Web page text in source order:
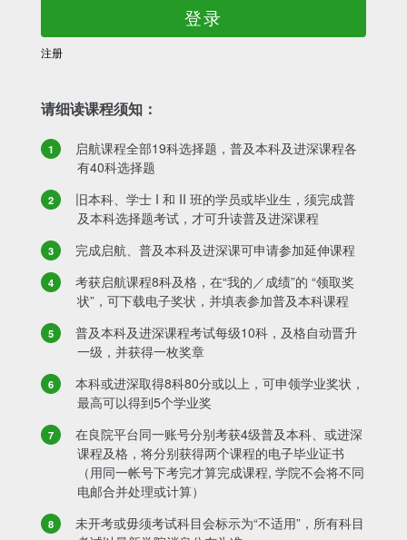
登录
注册
请细读课程须知：
启航课程全部19科选择题，普及本科及进深课程各
有40科选择题
旧本科、学士 I 和 II 班的学员或毕业生，须完成普
及本科选择题考试，才可升读普及进深课程
完成启航、普及本科及进深课可申请参加延伸课程
考获启航课程8科及格，在“我的／成绩”的 “领取奖
状”，可下载电子奖状，并填表参加普及本科课程
普及本科及进深课程考试每级10科，及格自动晋升
一级，并获得一枚奖章
本科或进深取得8科80分或以上，可申领学业奖状，
最高可以得到5个学业奖
在良院平台同一账号分别考获4级普及本科、或进深
课程及格，将分别获得两个课程的电子毕业证书
（用同一帐号下考完才算完成课程, 学院不会将不同
电邮合并处理或计算）
未开考或毋须考试科目会标示为“不适用”，所有科目